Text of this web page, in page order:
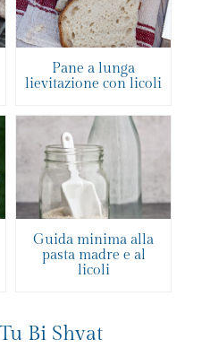
Pane a lunga
lievitazione con licoli
Guida minima alla
pasta madre e al
licoli
Bi Shvat